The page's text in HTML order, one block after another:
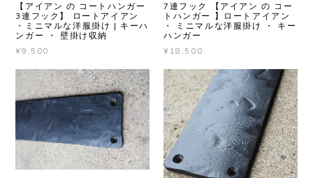
【アイアン の コートハンガー
3連フック】 ロートアイアン
・ミニマルな洋服掛け | キーハ
ンガー ・ 壁掛け収納
¥9,500
7連フック 【アイアン の コー
トハンガー 】ロートアイアン
・ ミニマルな洋服掛け ・ キー
ハンガー
¥18,500